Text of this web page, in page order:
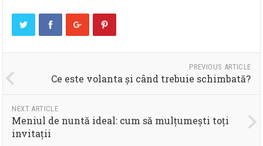
PREVIOUS ARTICLE
Ce este volanta și când trebuie schimbată?
NEXT ARTICLE
Meniul de nuntă ideal: cum să mulțumești toți
invitații